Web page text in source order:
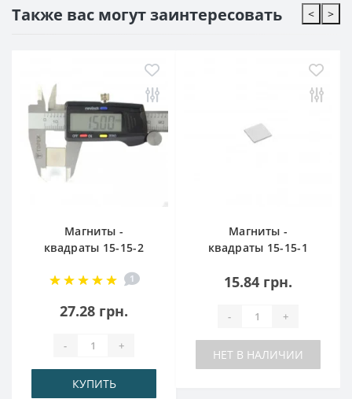
Также вас могут заинтересовать <
Магниты -
квадраты 15-15-2
1
27.28 грн.
- +
КУПИТЬ
Магниты -
квадраты 15-15-1
15.84 грн.
- +
НЕТ В НАЛИЧИИ
>